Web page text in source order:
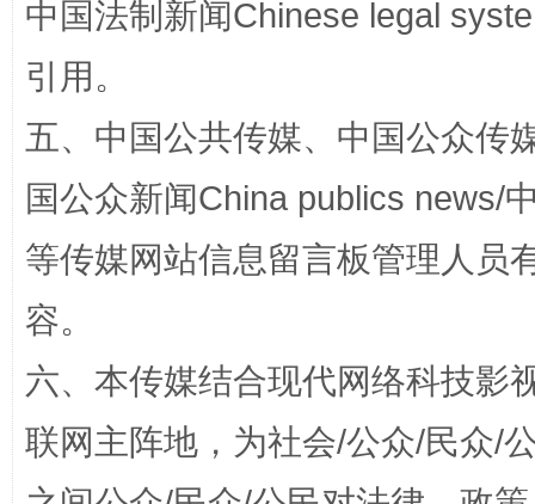
完善运行机制助力责任有效落实 一纸欠
中国法制新闻Chinese legal
引用。
五、中国公共传媒、中国公众传
国公众新闻China publics news/
等传媒网站信息留言板管理人员
容。
六、本传媒结合现代网络科技影
联网主阵地，为社会/公众/民众/